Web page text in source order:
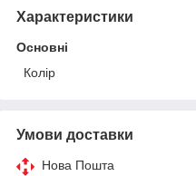
Характеристики
Основні
Колір
Умови доставки
Нова Пошта